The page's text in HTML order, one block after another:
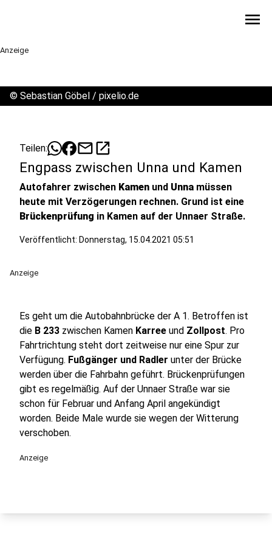
menu
Anzeige
© Sebastian Göbel / pixelio.de
Teilen: mailopen_in_new
Engpass zwischen Unna und Kamen
Autofahrer zwischen Kamen und Unna müssen
heute mit Verzögerungen rechnen. Grund ist eine
Brückenprüfung in Kamen auf der Unnaer Straße.
Veröffentlicht: Donnerstag, 15.04.2021 05:51
Anzeige
Es geht um die Autobahnbrücke der A 1. Betroffen ist
die B 233 zwischen Kamen Karree und Zollpost. Pro
Fahrtrichtung steht dort zeitweise nur eine Spur zur
Verfügung. Fußgänger und Radler unter der Brücke
werden über die Fahrbahn geführt. Brückenprüfungen
gibt es regelmäßig. Auf der Unnaer Straße war sie
schon für Februar und Anfang April angekündigt
worden. Beide Male wurde sie wegen der Witterung
verschoben.
Anzeige